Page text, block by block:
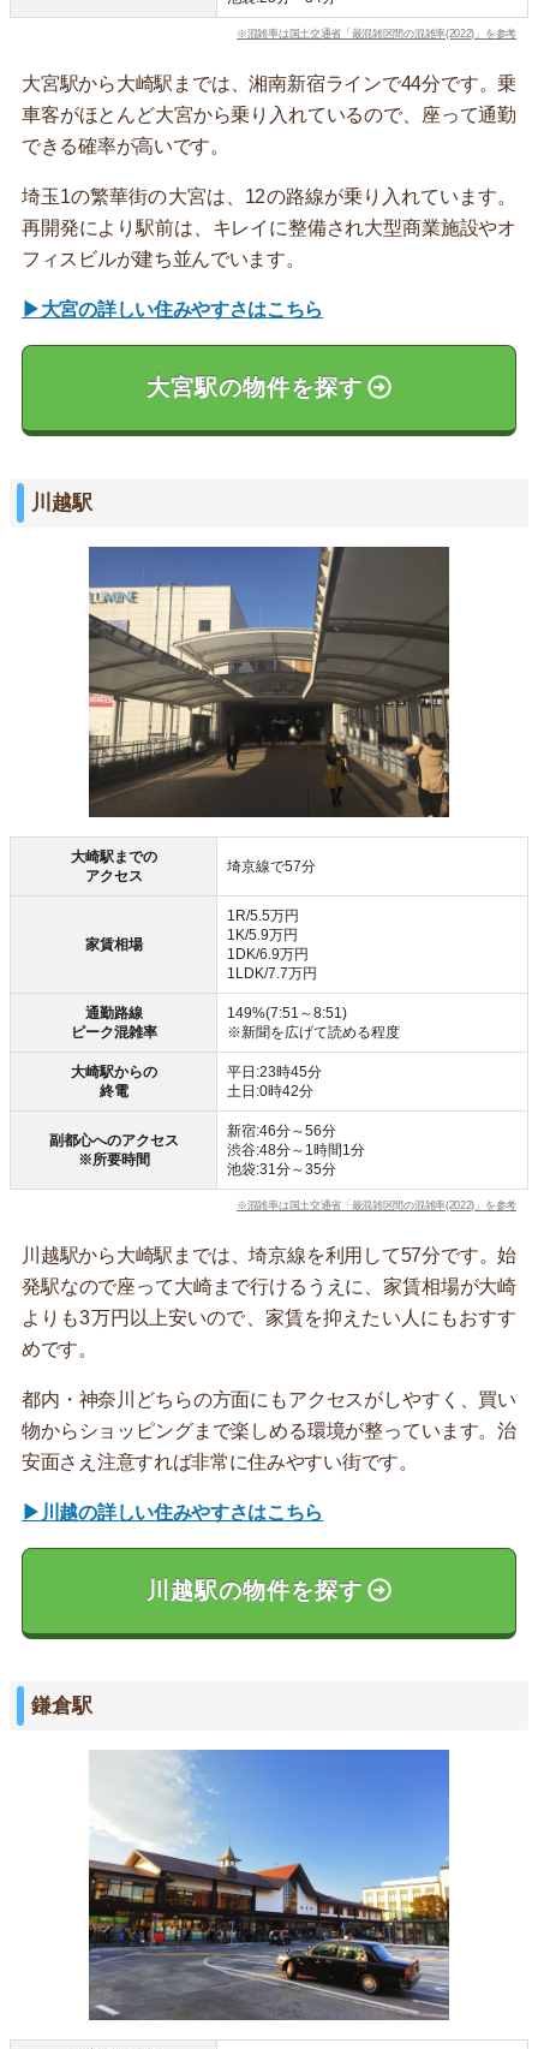
※混雑率は国土交通省「最混雑区間の混雑率(2022)」を参考
大宮駅から大崎駅までは、湘南新宿ラインで44分です。乗
車客がほとんど大宮から乗り入れているので、座って通勤
できる確率が高いです。
埼玉1の繁華街の大宮は、12の路線が乗り入れています。
再開発により駅前は、キレイに整備され大型商業施設やオ
フィスビルが建ち並んでいます。
▶大宮の詳しい住みやすさはこちら
大宮駅の物件を探す
川越駅
大崎駅までの
アクセス
埼京線で57分
家賃相場
1R/5.5万円
1K/5.9万円
1DK/6.9万円
1LDK/7.7万円
通勤路線
ピーク混雑率
149%(7:51～8:51)
※新聞を広げて読める程度
大崎駅からの
終電
平日:23時45分
土日:0時42分
副都心へのアクセス
※所要時間
新宿:46分～56分
渋谷:48分～1時間1分
池袋:31分～35分
※混雑率は国土交通省「最混雑区間の混雑率(2022)」を参考
川越駅から大崎駅までは、埼京線を利用して57分です。始
発駅なので座って大崎まで行けるうえに、家賃相場が大崎
よりも3万円以上安いので、家賃を抑えたい人にもおすす
めです。
都内・神奈川どちらの方面にもアクセスがしやすく、買い
物からショッピングまで楽しめる環境が整っています。治
安面さえ注意すれば非常に住みやすい街です。
▶川越の詳しい住みやすさはこちら
川越駅の物件を探す
鎌倉駅